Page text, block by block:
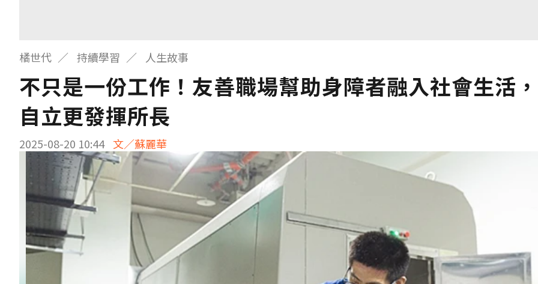
橘世代 持續學習 人生故事
不只是一份工作！友善職場幫助身障者融入社會生活
自立更發揮所長
2025-08-20 10:44 文／蘇麗華